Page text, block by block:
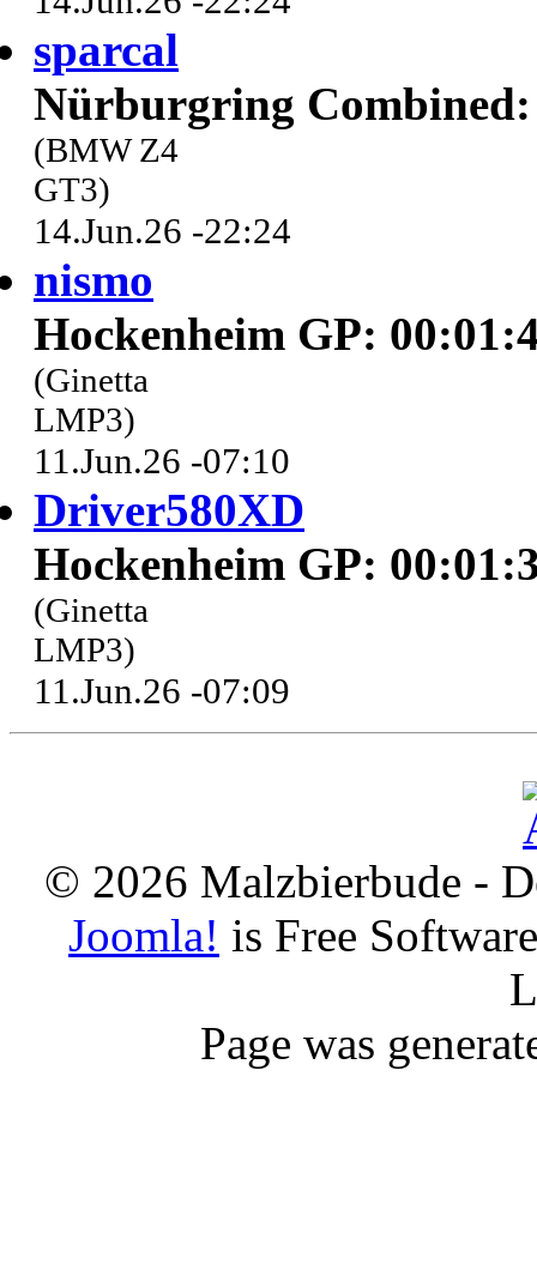
sparcal
Nürburgring Combined:
(BMW Z4
GT3)
14.Jun.26 -22:24
nismo
Hockenheim GP:
(Ginetta
LMP3)
11.Jun.26 -07:10
Driver580XD
Hockenheim GP:
(Ginetta
LMP3)
11.Jun.26 -07:09
© 2026 Malzbierbude -
Joomla! is Free
Page was